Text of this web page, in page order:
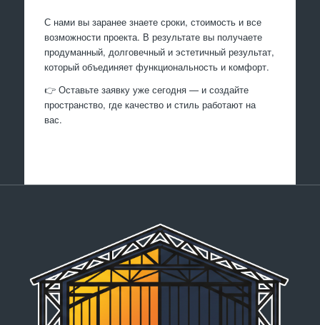
С нами вы заранее знаете сроки, стоимость и все
возможности проекта. В результате вы получаете
продуманный, долговечный и эстетичный результат,
который объединяет функциональность и комфорт.
👉 Оставьте заявку уже сегодня — и создайте
пространство, где качество и стиль работают на
вас.